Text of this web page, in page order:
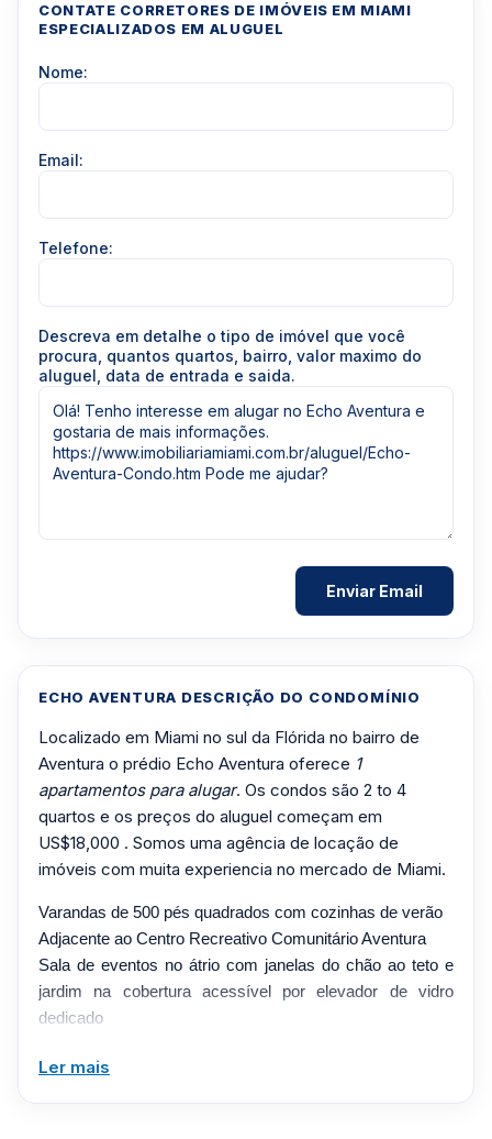
ECHO AVENTURA DESCRIÇÃO DO CONDOMÍNIO
Localizado em Miami no sul da Flórida no bairro de
Aventura o prédio Echo Aventura oferece 1
apartamentos para alugar. Os condos são 2 to 4
quartos e os preços do aluguel começam em
US$18,000 . Somos uma agência de locação de
imóveis com muita experiencia no mercado de Miami.
Varandas de 500 pés quadrados com cozinhas de verão
Adjacente ao Centro Recreativo Comunitário Aventura
Sala de eventos no átrio com janelas do chão ao teto e
jardim na cobertura acessível por elevador de vidro
dedicado
Atlântico
Ler mais
CONTATE CORRETORES DE IMÓVEIS EM MIAMI
ESPECIALIZADOS EM ALUGUEL
Nome:
Email:
Telefone:
Descreva em detalhe o tipo de imóvel que você
procura, quantos quartos, bairro, valor maximo do
aluguel, data de entrada e saida.